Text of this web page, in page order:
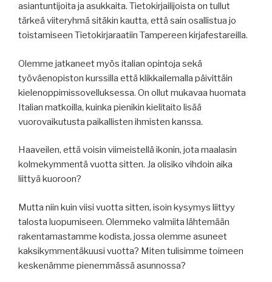
asiantuntijoita ja asukkaita. Tietokirjailijoista on tullut
tärkeä viiteryhmä sitäkin kautta, että sain osallistua jo
toistamiseen Tietokirjaraatiin Tampereen kirjafestareilla.
Olemme jatkaneet myös italian opintoja sekä
työväenopiston kurssilla että klikkailemalla päivittäin
kielenoppimissovelluksessa. On ollut mukavaa huomata
Italian matkoilla, kuinka pienikin kielitaito lisää
vuorovaikutusta paikallisten ihmisten kanssa.
Haaveilen, että voisin viimeistellä ikonin, jota maalasin
kolmekymmentä vuotta sitten. Ja olisiko vihdoin aika
liittyä kuoroon?
Mutta niin kuin viisi vuotta sitten, isoin kysymys liittyy
talosta luopumiseen. Olemmeko valmiita lähtemään
rakentamastamme kodista, jossa olemme asuneet
kaksikymmentäkuusi vuotta? Miten tulisimme toimeen
keskenämme pienemmässä asunnossa?